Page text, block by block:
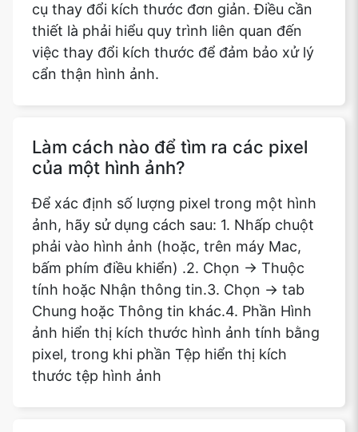
cụ thay đổi kích thước đơn giản. Điều cần
thiết là phải hiểu quy trình liên quan đến
việc thay đổi kích thước để đảm bảo xử lý
cẩn thận hình ảnh.
Làm cách nào để tìm ra các pixel
của một hình ảnh?
Để xác định số lượng pixel trong một hình
ảnh, hãy sử dụng cách sau: 1. Nhấp chuột
phải vào hình ảnh (hoặc, trên máy Mac,
bấm phím điều khiển) .2. Chọn -> Thuộc
tính hoặc Nhận thông tin.3. Chọn -> tab
Chung hoặc Thông tin khác.4. Phần Hình
ảnh hiển thị kích thước hình ảnh tính bằng
pixel, trong khi phần Tệp hiển thị kích
thước tệp hình ảnh